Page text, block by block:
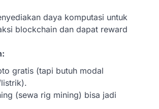
daya komputasi untuk
blockchain dan dapat reward
gratis (tapi butuh modal
(sewa rig mining) bisa jadi